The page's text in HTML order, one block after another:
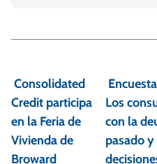
a
v
e
g
Consolidated
Credit participa
en la Feria de
Vivienda de
Broward
Los
con la
pasado